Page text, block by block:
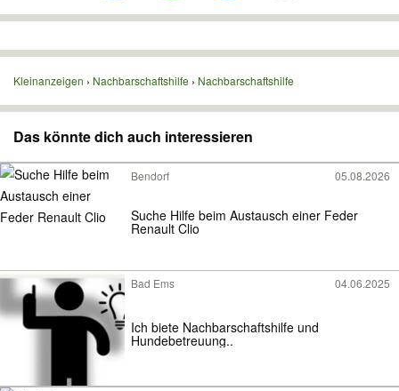
Kleinanzeigen Nachbarschaftshilfe Nachbarschaftshilfe
Das könnte dich auch interessieren
Bendorf 05.08.2026
Suche Hilfe beim Austausch einer Feder
Renault Clio
Bad Ems 04.06.2025
Ich biete Nachbarschaftshilfe und
Hundebetreuung..